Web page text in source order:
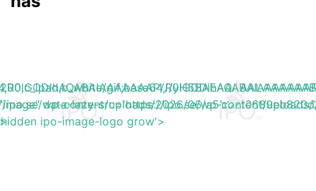
wp-content/uploads/2026/06/
data-lazy-src='https://ipo.se/wp-content/
ipo-image-logo grow'>